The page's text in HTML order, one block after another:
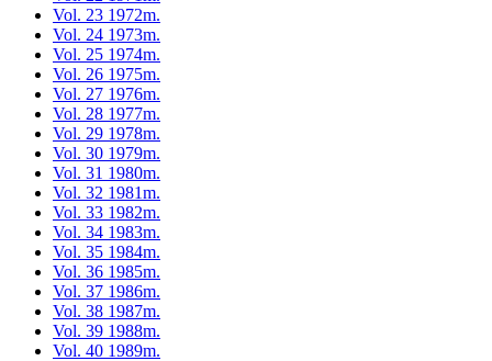
Vol. 23 1972m.
Vol. 24 1973m.
Vol. 25 1974m.
Vol. 26 1975m.
Vol. 27 1976m.
Vol. 28 1977m.
Vol. 29 1978m.
Vol. 30 1979m.
Vol. 31 1980m.
Vol. 32 1981m.
Vol. 33 1982m.
Vol. 34 1983m.
Vol. 35 1984m.
Vol. 36 1985m.
Vol. 37 1986m.
Vol. 38 1987m.
Vol. 39 1988m.
Vol. 40 1989m.